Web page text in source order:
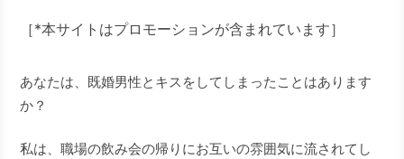
［*本サイトはプロモーションが含まれています］
あなたは、既婚男性とキスをしてしまったことはあります
か？
私は、職場の飲み会の帰りにお互いの雰囲気に流されてし